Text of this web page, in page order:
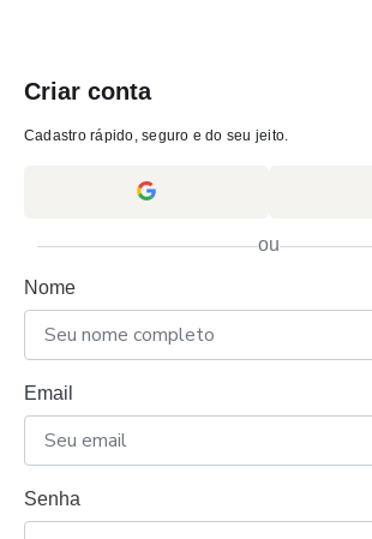
Criar conta
Cadastro rápido, seguro e do seu jeito.
ou
Nome
Email
Senha